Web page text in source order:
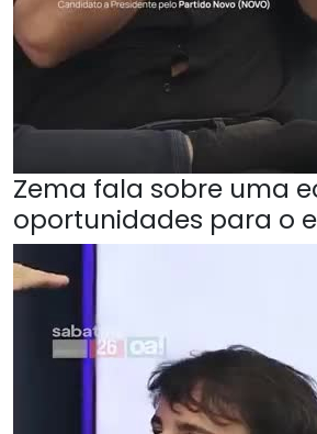
Zema fala sobre uma
oportunidades para o